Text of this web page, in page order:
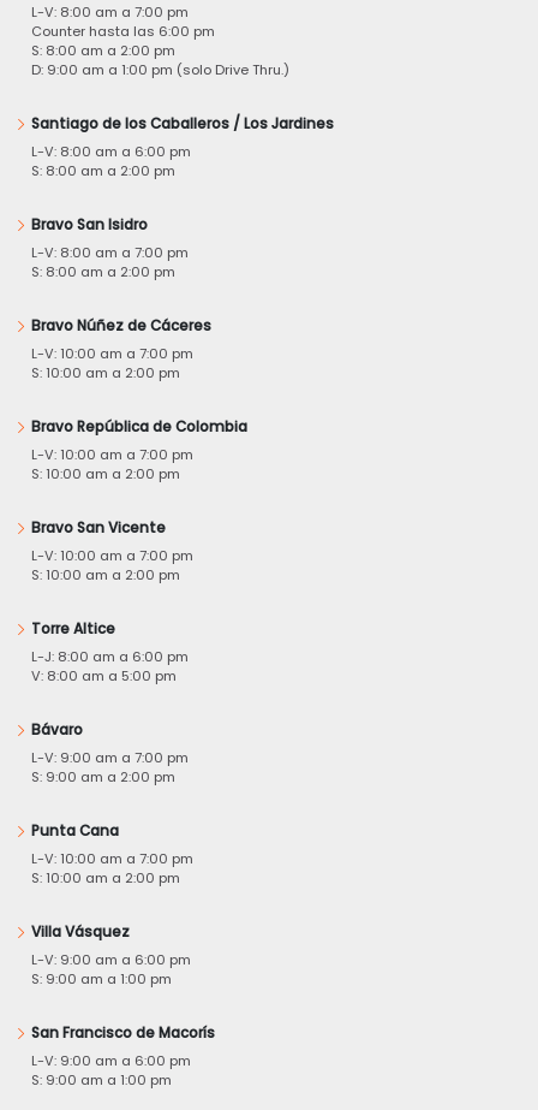
L-V: 8:00 am a 7:00 pm
Counter hasta las 6:00 pm
S: 8:00 am a 2:00 pm
D: 9:00 am a 1:00 pm (solo Drive Thru.)
Santiago de los Caballeros / Los Jardines
L-V: 8:00 am a 6:00 pm
S: 8:00 am a 2:00 pm
Bravo San Isidro
L-V: 8:00 am a 7:00 pm
S: 8:00 am a 2:00 pm
Bravo Núñez de Cáceres
L-V: 10:00 am a 7:00 pm
S: 10:00 am a 2:00 pm
Bravo República de Colombia
L-V: 10:00 am a 7:00 pm
S: 10:00 am a 2:00 pm
Bravo San Vicente
L-V: 10:00 am a 7:00 pm
S: 10:00 am a 2:00 pm
Torre Altice
L-J: 8:00 am a 6:00 pm
V: 8:00 am a 5:00 pm
Bávaro
L-V: 9:00 am a 7:00 pm
S: 9:00 am a 2:00 pm
Punta Cana
L-V: 10:00 am a 7:00 pm
S: 10:00 am a 2:00 pm
Villa Vásquez
L-V: 9:00 am a 6:00 pm
S: 9:00 am a 1:00 pm
San Francisco de Macorís
L-V: 9:00 am a 6:00 pm
S: 9:00 am a 1:00 pm